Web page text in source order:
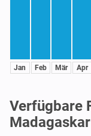
Jan Feb Mär Apr
Verfügbare